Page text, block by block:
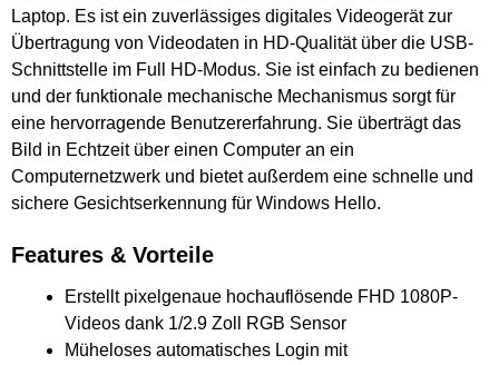
Laptop. Es ist ein zuverlässiges digitales Videogerät zur
Übertragung von Videodaten in HD-Qualität über die USB-
Schnittstelle im Full HD-Modus. Sie ist einfach zu bedienen
und der funktionale mechanische Mechanismus sorgt für
eine hervorragende Benutzererfahrung. Sie überträgt das
Bild in Echtzeit über einen Computer an ein
Computernetzwerk und bietet außerdem eine schnelle und
sichere Gesichtserkennung für Windows Hello.
Features & Vorteile
Erstellt pixelgenaue hochauflösende FHD 1080P-
Videos dank 1/2.9 Zoll RGB Sensor
Müheloses automatisches Login mit